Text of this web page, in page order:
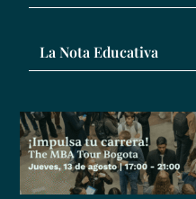
La Nota Educativa